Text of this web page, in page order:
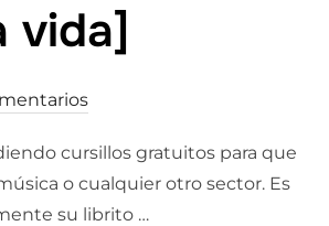
vida]
cursillos gratuitos para que
o cualquier otro sector. Es
su librito …